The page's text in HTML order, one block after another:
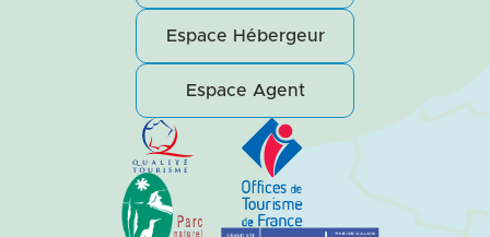
Espace Hébergeur
Espace Agent